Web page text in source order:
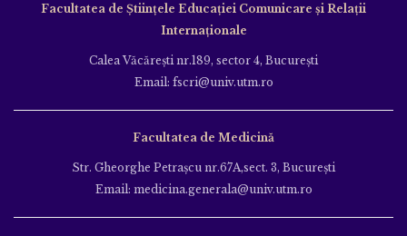
Facultatea de Ştiinţele Educației Comunicare și Relații
Internaționale
Calea Văcăreşti nr.189, sector 4, Bucureşti
Email: fscri@univ.utm.ro
Facultatea de Medicină
Str. Gheorghe Petraşcu nr.67A,sect. 3, Bucureşti
Email: medicina.generala@univ.utm.ro